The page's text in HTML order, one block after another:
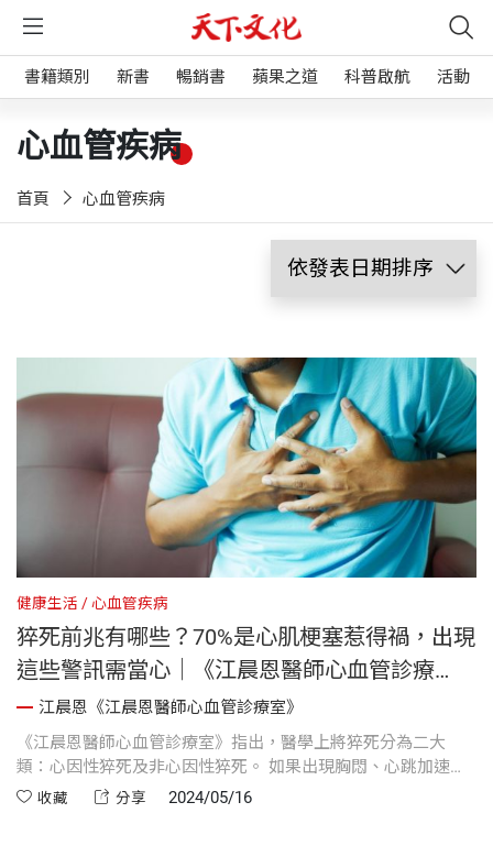
書籍類別 新書 暢銷書 蘋果之道 科普啟航 活動
心血管疾病
首頁 心血管疾病
健康生活 心血管疾病
猝死前兆有哪些？70%是心肌梗塞惹得禍，出現
這些警訊需當心｜《江晨恩醫師心血管診療
室》江晨恩《江晨恩醫師心血管診療室》
《江晨恩醫師心血管診療室》指出，醫學上將猝死分為二大
類：心因性猝死及非心因性猝死。 如果出現胸悶、心跳加速、
心律不整、心跳過慢（每分鐘低於40下）、暈厥、全身無力、
收藏 分享 2024/05/16